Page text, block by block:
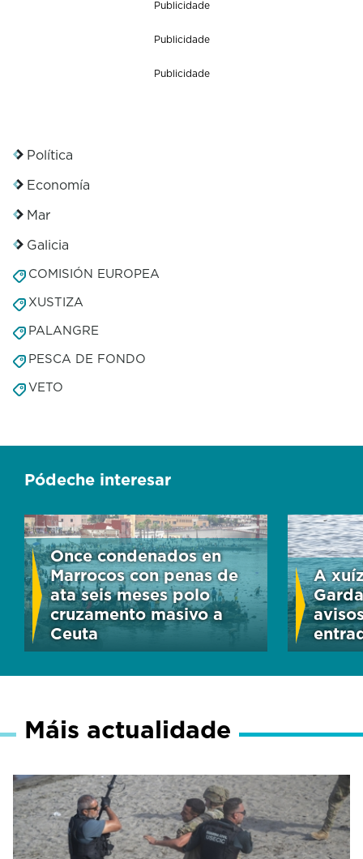
Publicidade
Publicidade
Publicidade
Política
Economía
Mar
Galicia
COMISIÓN EUROPEA
XUSTIZA
PALANGRE
PESCA DE FONDO
VETO
Pódeche interesar
Once condenados en
Marrocos con penas de
ata seis meses polo
cruzamento masivo a
Ceuta
A
Máis actualidade